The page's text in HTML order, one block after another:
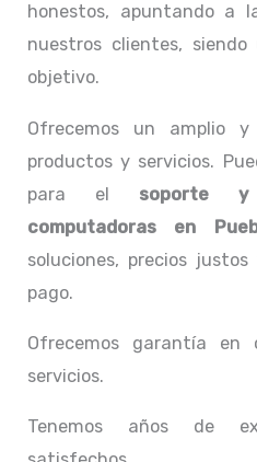
honestos, apuntando a
nuestros clientes,
objetivo.
Ofrecemos un amplio
productos y servicios.
para el soporte y
computadoras en
soluciones, precios
pago.
Ofrecemos garantía en
servicios.
Tenemos años de